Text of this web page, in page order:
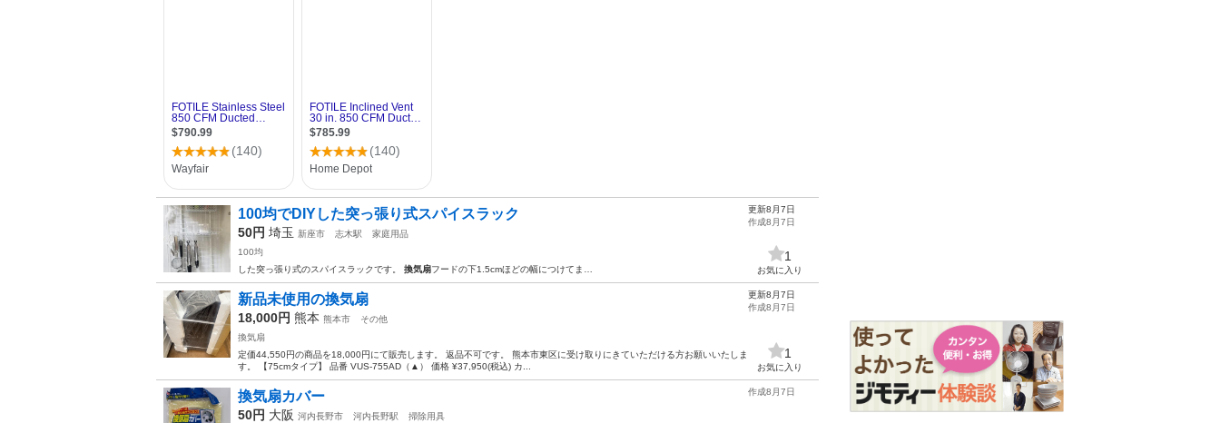
100均でDIYした突っ張り式スパイスラック
50円 埼玉 新座市 志木駅
家庭用品
100均
した突っ張り式のスパイスラックです。 換気扇フードの下1.5cmほどの幅につけてま…
更新8月7日
作成8月7日
1
お気に入り
新品未使用の換気扇
18,000円 熊本 熊本市
その他
換気扇
定価44,550円の商品を18,000円にて販売します。 返品不可です。 熊本市東区に受け取りにきていただける方お願いいたしま
す。 【75cmタイプ】 品番 VUS-755AD（▲） 価格 ¥37,950(税込) カ...
更新8月7日
作成8月7日
1
お気に入り
換気扇カバー
50円 大阪 河内長野市 河内長野駅
掃除用具
作成8月7日